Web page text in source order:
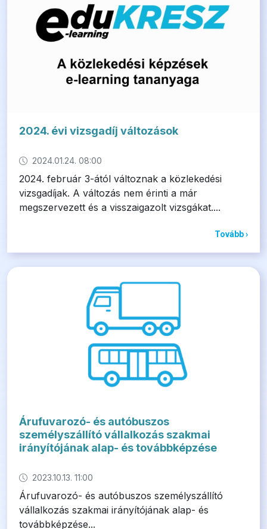
2024. évi vizsgadíj változások
2024.01.24. 08:00
2024. február 3-ától változnak a közlekedési
vizsgadíjak. A változás nem érinti a már
megszervezett és a visszaigazolt vizsgákat....
Tovább ›
Árufuvarozó- és autóbuszos
személyszállító vállalkozás szakmai
irányítójának alap- és továbbképzése
2023.10.13. 11:00
Árufuvarozó- és autóbuszos személyszállító
vállalkozás szakmai irányítójának alap- és
továbbképzése...